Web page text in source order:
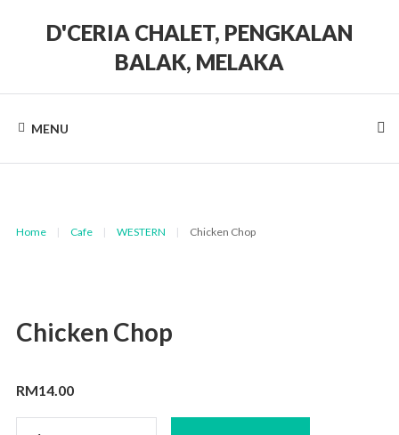
D'CERIA CHALET, PENGKALAN
BALAK, MELAKA
unitMENU
Home | Cafe | WESTERN | Chicken Chop
Chicken Chop
RM14.00